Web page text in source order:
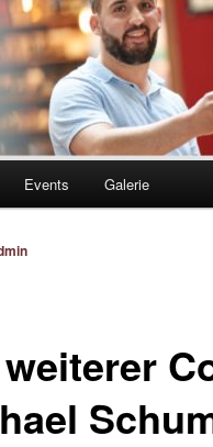
Events Galerie